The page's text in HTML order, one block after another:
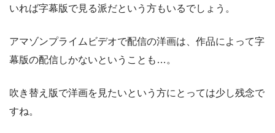
いれば字幕版で見る派だという方もいるでしょう。
アマゾンプライムビデオで配信の洋画は、作品によって字
幕版の配信しかないということも…。
吹き替え版で洋画を見たいという方にとっては少し残念で
すね。